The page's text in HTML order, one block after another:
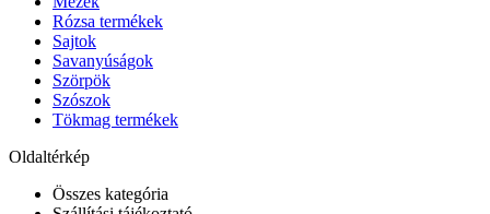
Rózsa termékek
Sajtok
Savanyúságok
Szörpök
Szószok
Tökmag termékek
Oldaltérkép
Összes kategória